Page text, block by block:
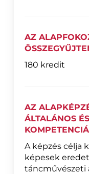
AZ
180 kredit
AZ
ÁLTALÁNOS
A képzés célja
képesek
táncművészeti